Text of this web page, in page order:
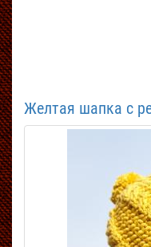
Желтая шапка с